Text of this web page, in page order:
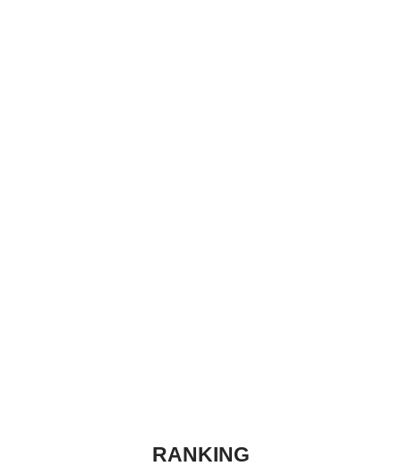
RANKING